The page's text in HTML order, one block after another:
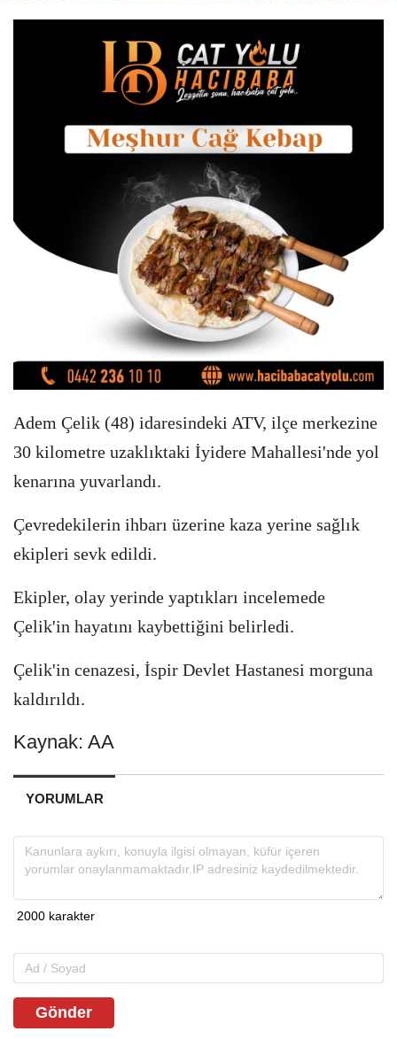
Adem Çelik (48) idaresindeki ATV, ilçe merkezine
30 kilometre uzaklıktaki İyidere Mahallesi'nde yol
kenarına yuvarlandı.
Çevredekilerin ihbarı üzerine kaza yerine sağlık
ekipleri sevk edildi.
Ekipler, olay yerinde yaptıkları incelemede
Çelik'in hayatını kaybettiğini belirledi.
Çelik'in cenazesi, İspir Devlet Hastanesi morguna
kaldırıldı.
Kaynak: AA
YORUMLAR
Gönder